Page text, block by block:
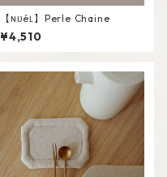
【ɴᴜéʟ】Perle Chaine
¥4,510